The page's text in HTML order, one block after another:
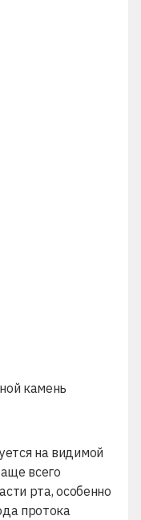
камень
на видимой
всего
рта, особенно
протока